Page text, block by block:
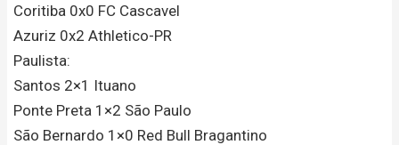
Coritiba 0x0 FC Cascavel
Azuriz 0x2 Athletico-PR
Paulista:
Santos 2×1 Ituano
Ponte Preta 1×2 São Paulo
São Bernardo 1×0 Red Bull Bragantino